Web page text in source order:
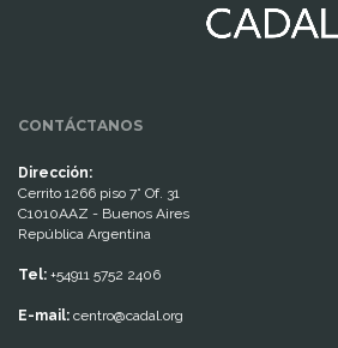
CONTÁCTANOS
Dirección:
Cerrito 1266 piso 7° Of. 31
C1010AAZ - Buenos Aires
República Argentina
Tel: +54911 5752 2406
E-mail: centro@cadal.org